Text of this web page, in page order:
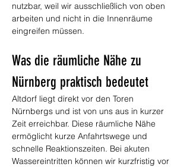
nutzbar, weil wir ausschließlich von oben
arbeiten und nicht in die Innenräume
eingreifen müssen.
Was die räumliche Nähe zu
Nürnberg praktisch bedeutet
Altdorf liegt direkt vor den Toren
Nürnbergs und ist von uns aus in kurzer
Zeit erreichbar. Diese räumliche Nähe
ermöglicht kurze Anfahrtswege und
schnelle Reaktionszeiten. Bei akuten
Wassereintritten können wir kurzfristig vor